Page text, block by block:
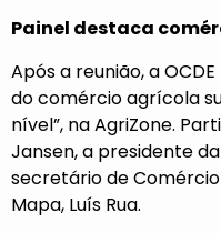
Painel destaca
Após a reunião, a
do comércio agrícola
nível”, na AgriZone.
Jansen, a presidente
secretário de
Mapa, Luís Rua.